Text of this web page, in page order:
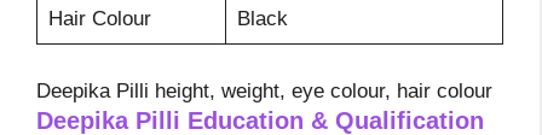
Hair Colour Black
Deepika Pilli height, weight, eye colour, hair colour
Deepika Pilli Education & Qualification